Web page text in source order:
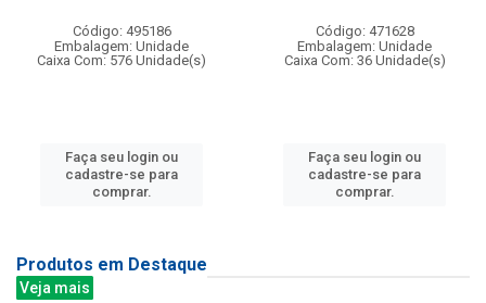
Código: 495186
Embalagem: Unidade
Caixa Com: 576 Unidade(s)
Faça seu login ou
cadastre-se para
comprar.
Código: 471628
Embalagem: Unidade
Caixa Com: 36 Unidade(s)
Faça seu login ou
cadastre-se para
comprar.
Produtos em Destaque
Veja mais